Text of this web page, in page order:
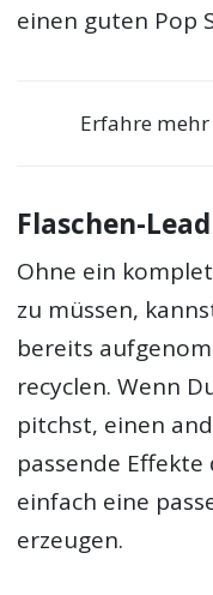
einen guten Pop
Erfahre
Flaschen-Lead
Ohne ein
zu müssen,
bereits
recyclen. Wenn
pitchst, einen
passende
einfach eine
erzeugen.